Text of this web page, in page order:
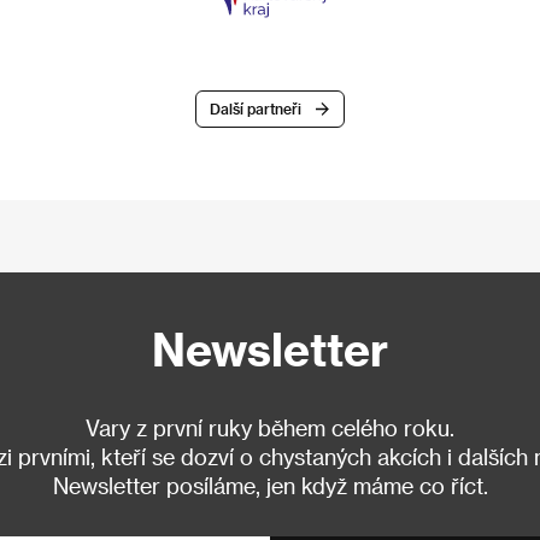
Další partneři
Newsletter
Vary z první ruky během celého roku.
prvními, kteří se dozví o chystaných akcích i dalších
Newsletter posíláme, jen když máme co říct.